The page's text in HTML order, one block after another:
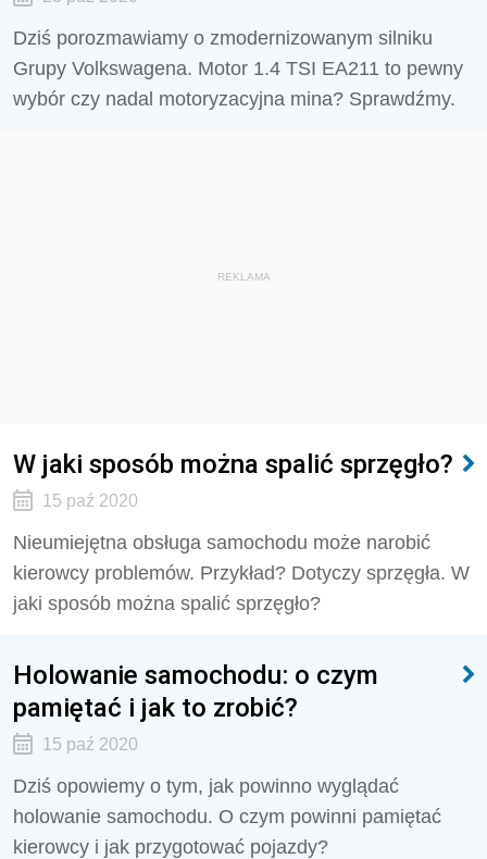
Dziś porozmawiamy o zmodernizowanym silniku
Grupy Volkswagena. Motor 1.4 TSI EA211 to pewny
wybór czy nadal motoryzacyjna mina? Sprawdźmy.
REKLAMA
W jaki sposób można spalić sprzęgło?
15 paź 2020
Nieumiejętna obsługa samochodu może narobić
kierowcy problemów. Przykład? Dotyczy sprzęgła. W
jaki sposób można spalić sprzęgło?
Holowanie samochodu: o czym
pamiętać i jak to zrobić?
15 paź 2020
Dziś opowiemy o tym, jak powinno wyglądać
holowanie samochodu. O czym powinni pamiętać
kierowcy i jak przygotować pojazdy?